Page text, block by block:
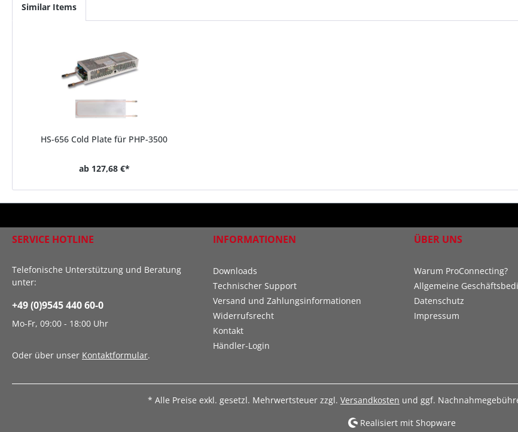
Similar Items
HS-656 Cold Plate für PHP-3500
ab 127,68 €*
SERVICE HOTLINE
Telefonische Unterstützung und Beratung
unter:
+49 (0)9545 440 60-0
Mo-Fr, 09:00 - 18:00 Uhr
Oder über unser Kontaktformular.
INFORMATIONEN
Downloads
Technischer Support
Versand und Zahlungsinformationen
Widerrufsrecht
Kontakt
Händler-Login
ÜBER UNS
Warum ProConnecting?
Allgemeine
Datenschutz
Impressum
* Alle Preise exkl. gesetzl. Mehrwertsteuer zzgl. Versandkosten und ggf.
Realisiert mit Shopware